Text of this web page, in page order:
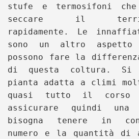
stufe e termosifoni
seccare il
rapidamente. Le
sono un altro aspetto
possono fare la
di questa coltura.
pianta adatta a climi
quasi tutto il corso
assicurare quindi una
bisogna tenere in
numero e la quantità di